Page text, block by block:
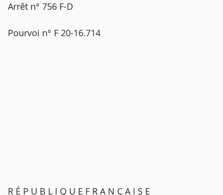
Arrêt n° 756 F-D
Pourvoi n° F 20-16.714
R É P U B L I Q U E F R A N Ç A I S E